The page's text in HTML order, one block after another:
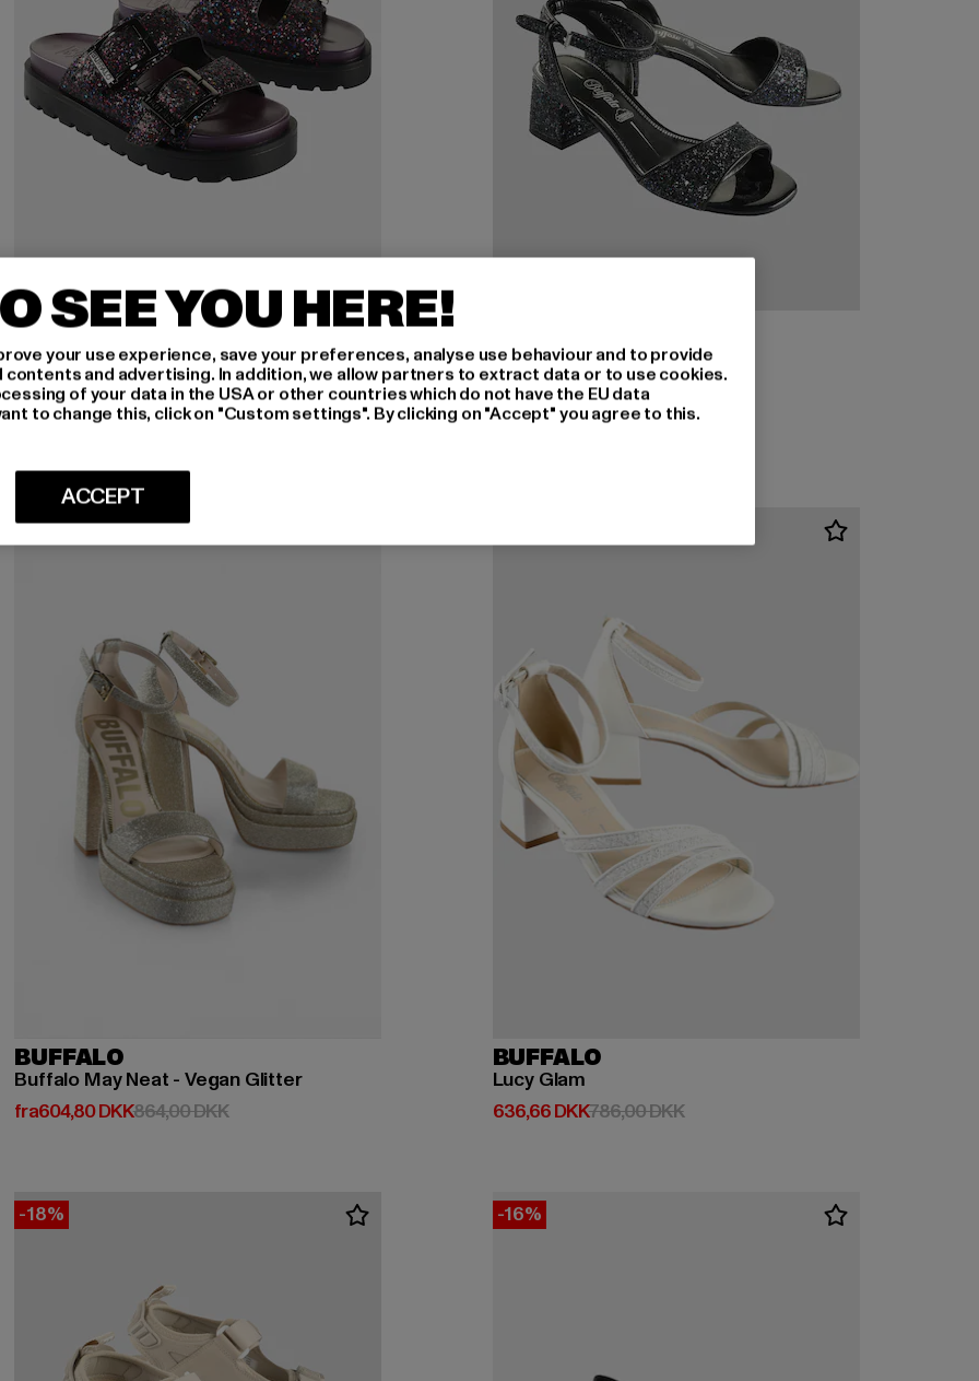
BUFFALO
Raya Ari Glam
502,40 DKK
Nuværende pris: 502,40 DKK
628,00 DKKKampagnepris: 628,00 DKK
Rainelle
586,81 DKK
Nuværende pris: 586,81 DKK
707,00 DKKKampagnepris: 707,00 DKK
-30%
BUFFALO
Buffalo May Neat - Vegan Glitter
fra604,80 DKK
Nuværende pris: Fra 604,80 DKK
864,00 DKKKampagnepris: 864,00 DKK
BUFFALO
Lucy Glam
636,66 DKK
Nuværende pris: 636,66 DKK
786,00 DKKKampagnepris: 786,00 DKK
-18% -16%
SEE YOU HERE!
your use experience, save your preferences, analyse use behaviour and to provide
and advertising. In addition, we allow partners to extract data or to use cookies.
of your data in the USA or other countries which do not have the EU data
to change this, click on "Custom settings". By clicking on "Accept" you agree to this.
ACCEPT